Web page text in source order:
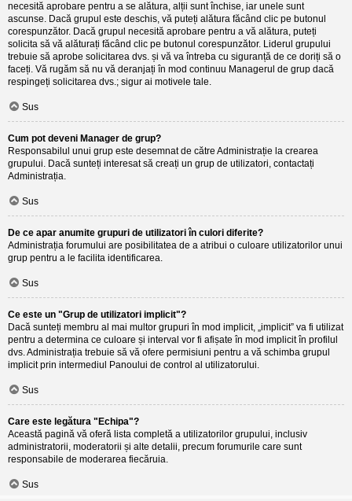
necesită aprobare pentru a se alătura, alții sunt închise, iar unele sunt
ascunse. Dacă grupul este deschis, vă puteți alătura făcând clic pe butonul
corespunzător. Dacă grupul necesită aprobare pentru a vă alătura, puteți
solicita să vă alăturați făcând clic pe butonul corespunzător. Liderul grupului
trebuie să aprobe solicitarea dvs. și vă va întreba cu siguranță de ce doriți să o
faceți. Vă rugăm să nu vă deranjați în mod continuu Managerul de grup dacă
respingeți solicitarea dvs.; sigur ai motivele tale.
Sus
Cum pot deveni Manager de grup?
Responsabilul unui grup este desemnat de către Administrație la crearea
grupului. Dacă sunteți interesat să creați un grup de utilizatori, contactați
Administrația.
Sus
De ce apar anumite grupuri de utilizatori în culori diferite?
Administrația forumului are posibilitatea de a atribui o culoare utilizatorilor unui
grup pentru a le facilita identificarea.
Sus
Ce este un "Grup de utilizatori implicit"?
Dacă sunteți membru al mai multor grupuri în mod implicit, „implicit” va fi utilizat
pentru a determina ce culoare și interval vor fi afișate în mod implicit în profilul
dvs. Administrația trebuie să vă ofere permisiuni pentru a vă schimba grupul
implicit prin intermediul Panoului de control al utilizatorului.
Sus
Care este legătura "Echipa"?
Această pagină vă oferă lista completă a utilizatorilor grupului, inclusiv
administratorii, moderatorii și alte detalii, precum forumurile care sunt
responsabile de moderarea fiecăruia.
Sus